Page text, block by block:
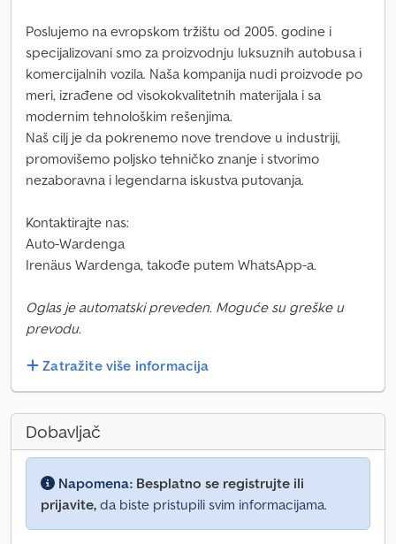
Poslujemo na evropskom tržištu od 2005. godine i
specijalizovani smo za proizvodnju luksuznih autobusa i
komercijalnih vozila. Naša kompanija nudi proizvode po
meri, izrađene od visokokvalitetnih materijala i sa
modernim tehnološkim rešenjima.
Naš cilj je da pokrenemo nove trendove u industriji,
promovišemo poljsko tehničko znanje i stvorimo
nezaboravna i legendarna iskustva putovanja.
Kontaktirajte nas:
Auto-Wardenga
Irenäus Wardenga, takođe putem WhatsApp-a.
Oglas je automatski preveden. Moguće su greške u
prevodu.
Zatražite više informacija
Dobavljač
Napomena: Besplatno se registrujte ili
prijavite, da biste pristupili svim informacijama.